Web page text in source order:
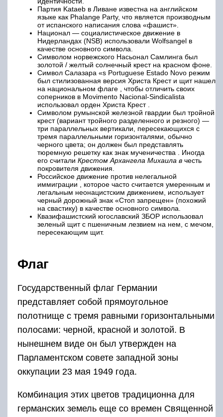
Партия Kataeb в Ливане известна на английском
языке как Phalange Party, что является производным
от испанского написания слова «фашист».
Национал — социалистическое движение в
Нидерландах (NSB) использовали Wolfsangel в
качестве основного символа.
Символом норвежского Насьонал Самлинга был
золотой / желтый солнечный крест на красном фоне.
Символ Салазара «s Portuguese Estado Novo режим
был стилизованная версия Христа Крест и щит нашел
на национальном флаге , чтобы отличить своих
соперников в Movimento Nacional-Sindicalista
использовал орден Христа Крест .
Символом румынской железной гвардии был тройной
крест (вариант тройного разделенного и резного) —
три параллельных вертикали, пересекающихся с
тремя параллельными горизонталями, обычно
черного цвета; он должен был представлять
тюремную решетку как знак мученичества . Иногда
его считали КрестомАрхангела Михаила в честь
покровителя движения.
Российское движение против нелегальной
иммиграции , которое часто считается умеренным и
легальным неонацистским движением, использует
черный дорожный знак «Стоп запрещен» (похожий
на свастику) в качестве основного символа.
Квазифашистский югославский ЗБОР использовал
зеленый щит с пшеничным лезвием на нем, с мечом,
пересекающим щит.
Флаг
Государственный флаг Германии
представляет собой прямоугольное
полотнище с тремя равными горизонтальными
полосами: черной, красной и золотой. В
нынешнем виде он был утвержден на
Парламентском совете западной зоны
оккупации 23 мая 1949 года.
Комбинация этих цветов традиционна для
германских земель еще со времен Священной